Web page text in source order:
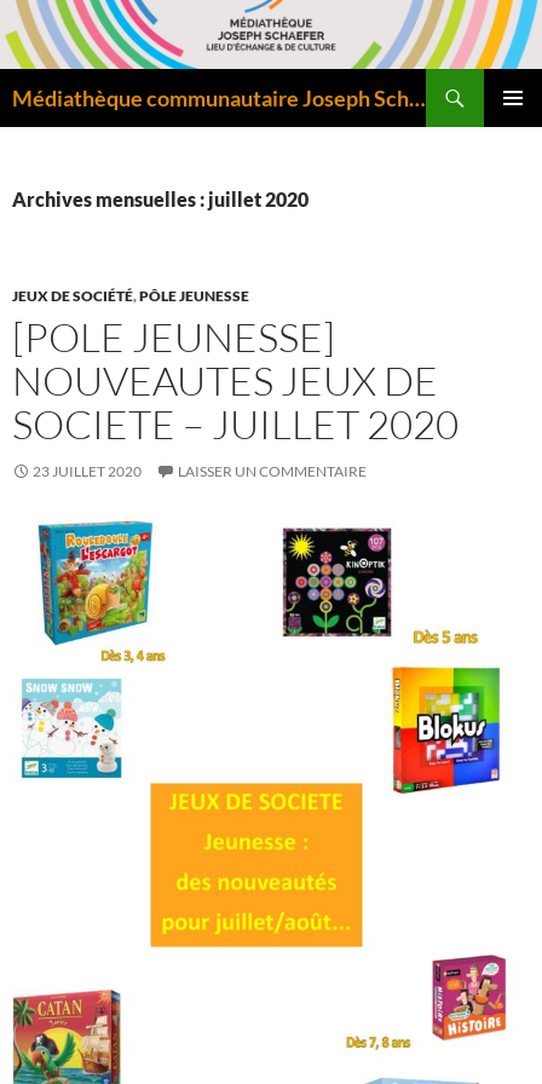
Aller
au
contenu
Médiathèque communautaire Joseph Schaefer de Bitche – Pôle départemental de lecture publique
Archives mensuelles : juillet 2020
JEUX DE SOCIÉTÉ,PÔLE JEUNESSE
[POLE JEUNESSE]
NOUVEAUTES JEUX DE
SOCIETE – JUILLET 2020
23 JUILLET 2020 LAISSER UN COMMENTAIRE